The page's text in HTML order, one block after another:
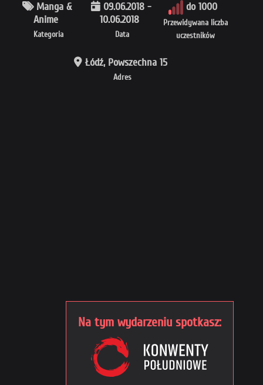
Kategoria
Manga &
Anime
Data
09.06.2018 -
10.06.2018
Przewidywana liczba
uczestników
do 1000
Adres
Łódź, Powszechna 15
Na tym wydarzeniu spotkasz: